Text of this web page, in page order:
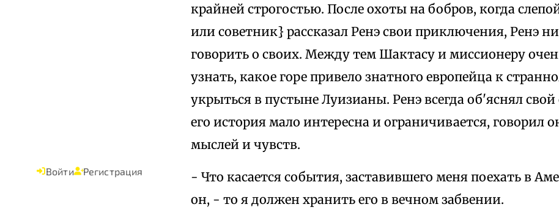
Войти Регистрация
крайней строгостью. После охоты на бобров, когда
или советник} рассказал Ренэ свои приключения, Ренэ
говорить о своих. Между тем Шактасу и миссионеру
узнать, какое горе привело знатного европейца к
укрыться в пустыне Луизианы. Ренэ всегда об'яснял свой
его история мало интересна и ограничивается, говорил
мыслей и чувств.
- Что касается события, заставившего меня поехать в
он, - то я должен хранить его в вечном забвении.